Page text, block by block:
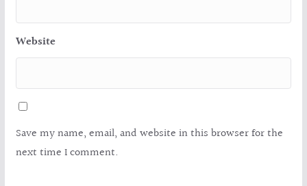
Website
Save my name, email, and website in this browser for the
next time I comment.